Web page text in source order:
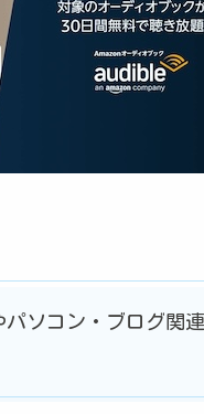
ソコン・ブログ関